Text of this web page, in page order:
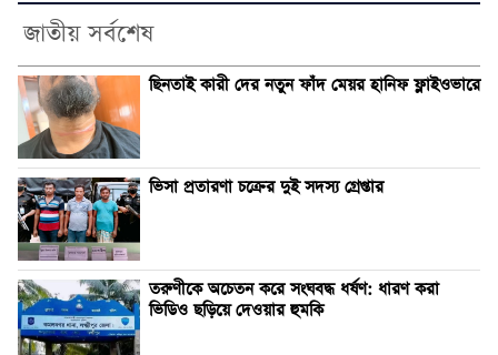
জাতীয় সর্বশেষ
ছিনতাই কারী দের নতুন ফাঁদ মেয়র হানিফ ফ্লাইওভারে
ভিসা প্রতারণা চক্রের দুই সদস্য গ্রেপ্তার
তরুণীকে অচেতন করে সংঘবদ্ধ ধর্ষণ: ধারণ করা
ভিডিও ছড়িয়ে দেওয়ার হুমকি